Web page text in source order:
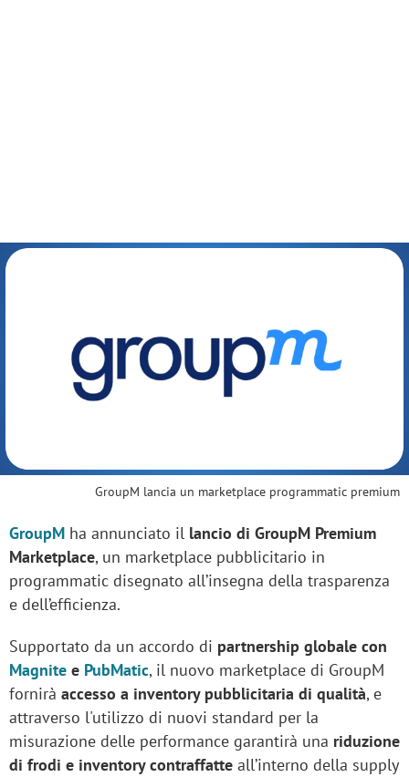
GroupM lancia un marketplace programmatic premium
GroupM ha annunciato il lancio di GroupM Premium
Marketplace, un marketplace pubblicitario in
programmatic disegnato all’insegna della trasparenza
e dell’efficienza.
Supportato da un accordo di partnership globale con
Magnite e PubMatic, il nuovo marketplace di GroupM
fornirà accesso a inventory pubblicitaria di qualità, e
attraverso l'utilizzo di nuovi standard per la
misurazione delle performance garantirà una riduzione
di frodi e inventory contraffatte all’interno della supply